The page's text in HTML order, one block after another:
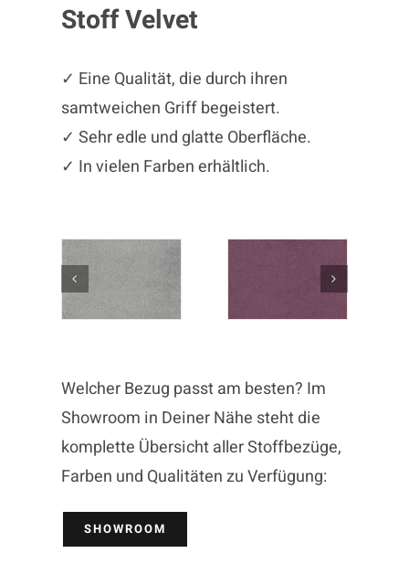
Stoff Velvet
✓ Eine Qualität, die durch ihren
samtweichen Griff begeistert.
✓ Sehr edle und glatte Oberfläche.
✓ In vielen Farben erhältlich.
Welcher Bezug passt am besten? Im
Showroom in Deiner Nähe steht die
komplette Übersicht aller Stoffbezüge,
Farben und Qualitäten zu Verfügung:
SHOWROOM